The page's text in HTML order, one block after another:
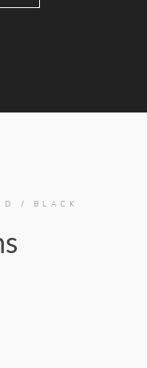
/ BLACK